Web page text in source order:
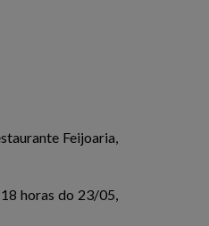
Feijoaria,
horas do 23/05,